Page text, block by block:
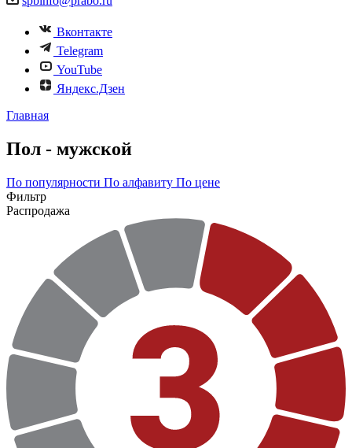
Вконтакте
Telegram
YouTube
Яндекс.Дзен
Главная
Пол - мужской
По популярности По алфавиту По цене
Фильтр
Распродажа